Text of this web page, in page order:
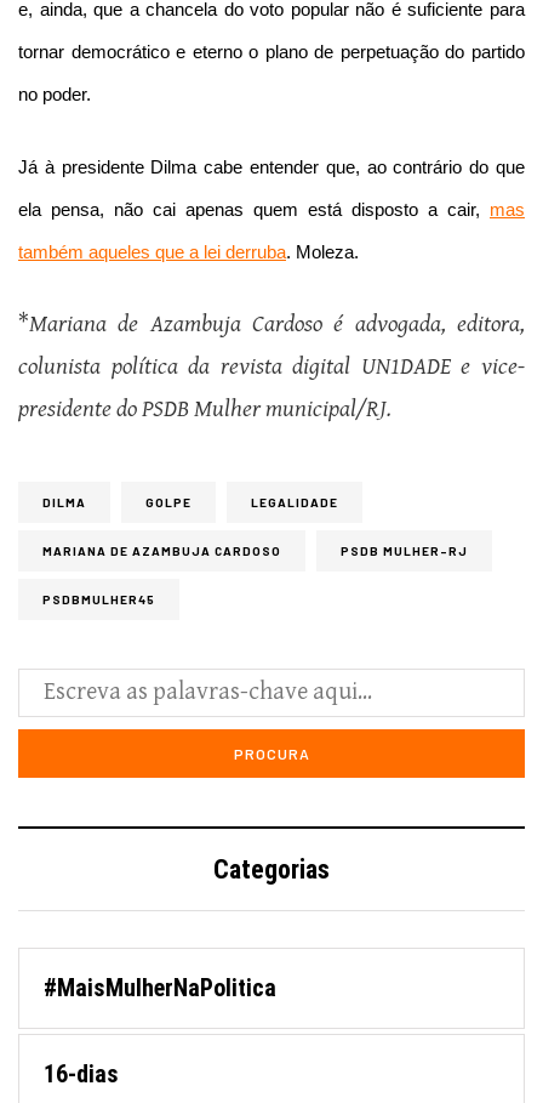
e, ainda, que a chancela do voto popular não é suficiente para
tornar democrático e eterno o plano de perpetuação do partido
no poder.
Já à presidente Dilma cabe entender que, ao contrário do que
ela pensa, não cai apenas quem está disposto a cair, mas
também aqueles que a lei derruba. Moleza.
*Mariana de Azambuja Cardoso é advogada, editora,
colunista política da revista digital UN1DADE e vice-
presidente do PSDB Mulher municipal/RJ.
DILMA GOLPE LEGALIDADE
MARIANA DE AZAMBUJA CARDOSO PSDB MULHER-RJ
PSDBMULHER45
Categorias
#MaisMulherNaPolitica
16-dias